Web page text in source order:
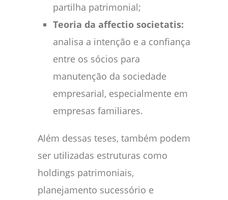
partilha patrimonial;
Teoria da affectio societatis:
analisa a intenção e a confiança
entre os sócios para
manutenção da sociedade
empresarial, especialmente em
empresas familiares.
Além dessas teses, também podem
ser utilizadas estruturas como
holdings patrimoniais,
planejamento sucessório e